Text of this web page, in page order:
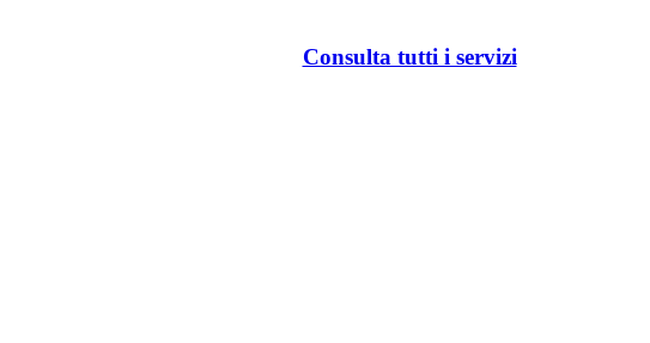
Consulta tutti i servizi